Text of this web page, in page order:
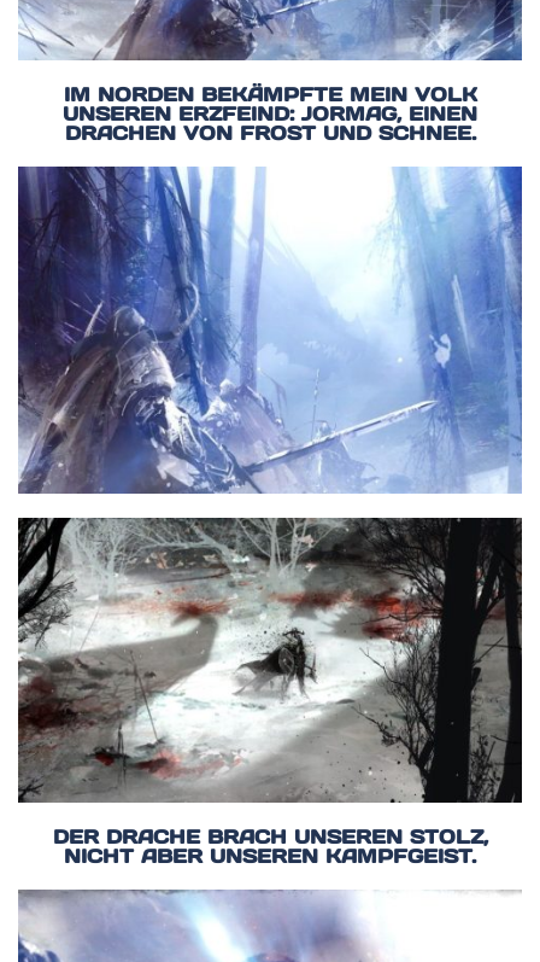
IM NORDEN BEKÄMPFTE MEIN VOLK
UNSEREN ERZFEIND: JORMAG, EINEN
DRACHEN VON FROST UND SCHNEE.
DER DRACHE BRACH UNSEREN STOLZ,
NICHT ABER UNSEREN KAMPFGEIST.